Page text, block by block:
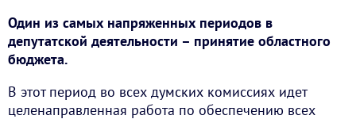
Один из самых напряженных периодов в
депутатской деятельности – принятие областного
бюджета.
В этот период во всех думских комиссиях идет
целенаправленная работа по обеспечению всех